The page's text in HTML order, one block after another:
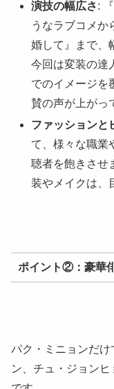
演技の幅広さ:
うなラブコメか
婚して』まで、
今回は変装の達
でのイメージを
賛の声が上がっ
ファッションと
て、様々な職業
聴者を飽きさせ
装やメイクは、
ポイント②：豪華
パク・ミニョンだけ
ン、チュ・ジョン